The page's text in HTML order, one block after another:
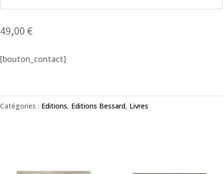
49,00 €
[bouton_contact]
Catégories : Editions, Editions Bessard, Livres